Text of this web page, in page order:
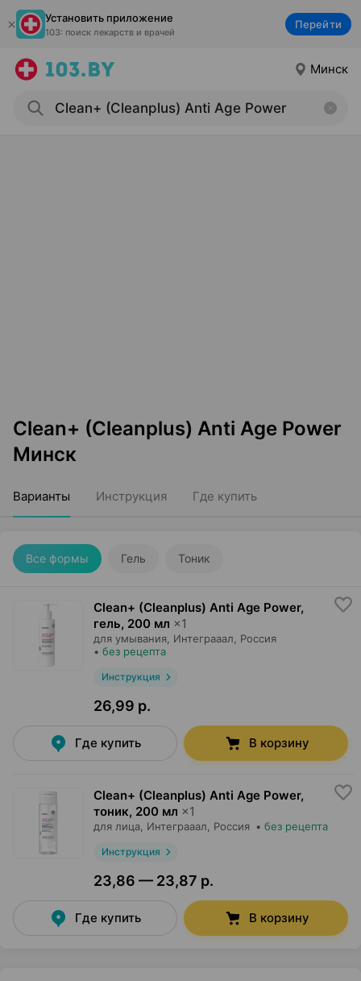
Установить приложение
103: поиск лекарств и врачей
Перейти
Минск
Clean+ (Cleanplus) Anti Age Power
Минск
Варианты Инструкция Где купить
Все формы Гель Тоник
Clean+ (Cleanplus) Anti Age Power,
гель, 200 мл ×1
для умывания, Интеграаал , Россия
• без рецепта
Инструкция
26,99 р.
Где купить В корзину
Clean+ (Cleanplus) Anti Age Power,
тоник, 200 мл ×1
для лица, Интеграаал , Россия • без рецепта
Инструкция
23,86 — 23,87 р.
Где купить В корзину